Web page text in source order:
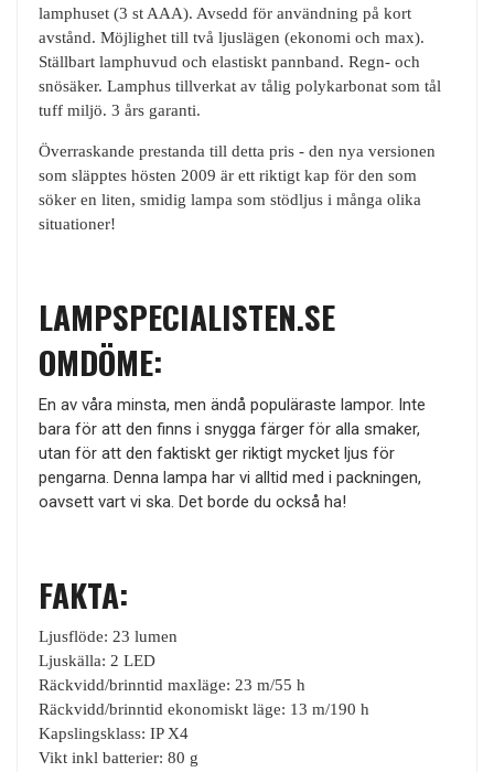
lamphuset (3 st AAA). Avsedd för användning på kort
avstånd. Möjlighet till två ljuslägen (ekonomi och max).
Ställbart lamphuvud och elastiskt pannband. Regn- och
snösäker. Lamphus tillverkat av tålig polykarbonat som tål
tuff miljö. 3 års garanti.
Överraskande prestanda till detta pris - den nya versionen
som släpptes hösten 2009 är ett riktigt kap för den som
söker en liten, smidig lampa som stödljus i många olika
situationer!
LAMPSPECIALISTEN.SE
OMDÖME:
En av våra minsta, men ändå populäraste lampor. Inte
bara för att den finns i snygga färger för alla smaker,
utan för att den faktiskt ger riktigt mycket ljus för
pengarna. Denna lampa har vi alltid med i packningen,
oavsett vart vi ska. Det borde du också ha!
FAKTA:
Ljusflöde: 23 lumen
Ljuskälla: 2 LED
Räckvidd/brinntid maxläge: 23 m/55 h
Räckvidd/brinntid ekonomiskt läge: 13 m/190 h
Kapslingsklass: IP X4
Vikt inkl batterier: 80 g